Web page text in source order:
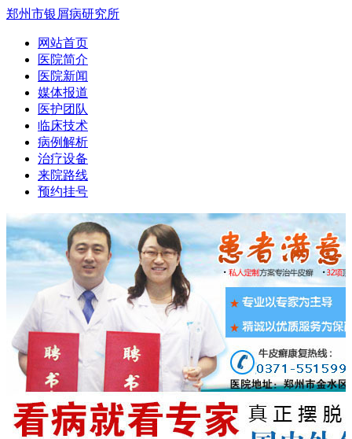
郑州市银屑病研究所
网站首页
医院简介
医院新闻
媒体报道
医护团队
临床技术
病例解析
治疗设备
来院路线
预约挂号